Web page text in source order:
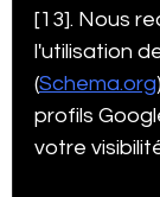
[13]. Nous
l'utilisation
(Schema.org
profils
votre